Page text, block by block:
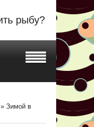
рыбу?
» Зимой в